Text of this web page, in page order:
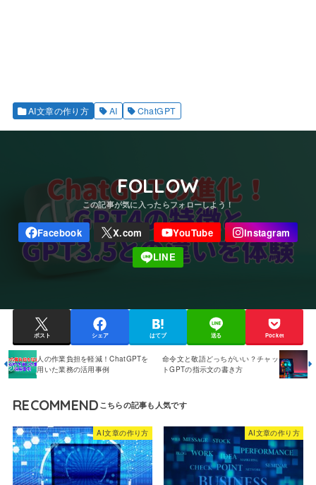
AI文章の作り方 AI ChatGPT
FOLLOW
ポスト シェア はてブ 送る Pocket
人の作業負担を軽減！ChatGPTを
用いた業務の活用事例
命令文と敬語どっちがいい？チャッ
トGPTの指示文の書き方
RECOMMEND
AI文章の作り方 AI文章の作り方